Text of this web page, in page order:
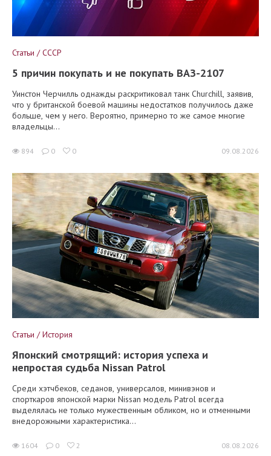
Статьи / СССР
5 причин покупать и не покупать ВАЗ-2107
Уинстон Черчилль однажды раскритиковал танк Churchill, заявив,
что у британской боевой машины недостатков получилось даже
больше, чем у него. Вероятно, примерно то же самое многие
владельцы...
894 0 0 09.08.2026
Статьи / История
Японский смотрящий: история успеха и
непростая судьба Nissan Patrol
Среди хэтчбеков, седанов, универсалов, минивэнов и
спорткаров японской марки Nissan модель Patrol всегда
выделялась не только мужественным обликом, но и отменными
внедорожными характеристика...
1604 0 2 08.08.2026